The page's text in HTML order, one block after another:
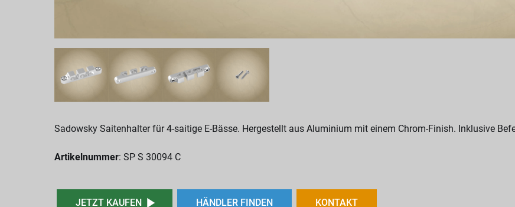
Sadowsky Saitenhalter für 4-saitige E-Bässe. Hergestellt aus Aluminium mit einem Chrom-Finish. Inklusive
Artikelnummer: SP S 30094 C
JETZT KAUFEN HÄNDLER FINDEN KONTAKT